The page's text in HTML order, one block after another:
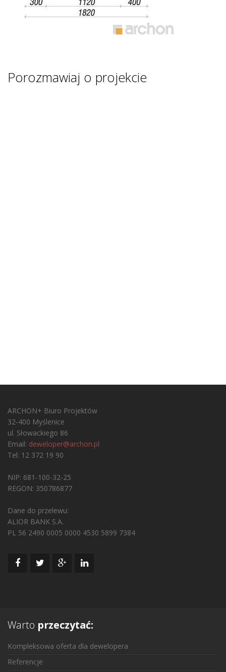
Porozmawiaj o projekcie
ARCHON+ Biuro Projektów
32-400 Myślenice
ul. Słowackiego 86
Email: deweloper@archon.pl
Tel: 12 372 19 90
NIP: 681-100-32-25
REGON: 350786877
Dane do przelewu:
ALIOR BANK S.A.
PL 56 2490 0005 0000 4530 5899 7384
Warto przeczytać:
Kompleksowa oferta dla dewelopera
Referencje